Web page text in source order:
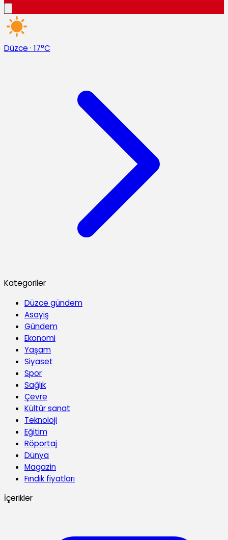
Düzce · 17°C
Kategoriler
Düzce gündem
Asayiş
Gündem
Ekonomi
Yaşam
Siyaset
Spor
Sağlık
Çevre
Kültür sanat
Teknoloji
Eğitim
Röportaj
Dünya
Magazin
Fındık fiyatları
İçerikler